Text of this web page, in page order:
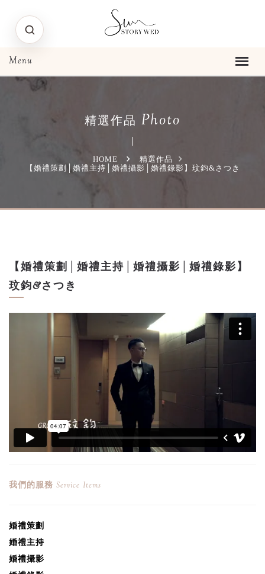
精選作品 Photo
HOME
精選作品
【婚禮策劃│婚禮主持│婚禮攝影│婚禮錄影】玟鈞&さつき
【婚禮策劃│婚禮主持│婚禮攝影│婚禮錄影】
玟鈞&さつき
我們的服務 Service Items
婚禮策劃
婚禮主持
婚禮攝影